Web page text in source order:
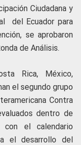
Ciudadana y
del Ecuador para
se aprobaron
de Análisis.
Rica, México,
el segundo grupo
Contra
dentro de
con el calendario
el desarrollo del